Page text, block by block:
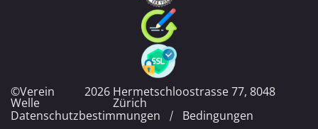
©Verein
Welle
2026 Hermetschloostrasse 77, 8048
Zürich
Datenschutzbestimmungen
Bedingungen